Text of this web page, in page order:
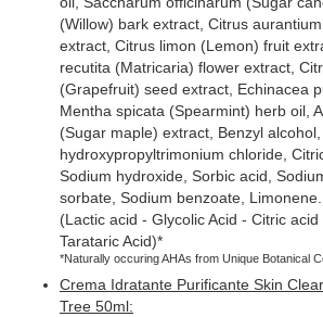
(Willow) bark extract, Citrus
extract, Citrus limon (Lemon) fruit
recutita (Matricaria) flower extract,
(Grapefruit) seed extract, Echinacea
Mentha spicata (Spearmint) herb oil,
(Sugar maple) extract, Benzyl
hydroxypropyltrimonium chloride,
Sodium hydroxide, Sorbic acid,
sorbate, Sodium benzoate, Limonene.
(Lactic acid - Glycolic Acid - Citric acid
Tarataric Acid)*
*Naturally occuring AHAs from Unique Botanical
Crema Idratante Purificante Skin
Tree 50ml: